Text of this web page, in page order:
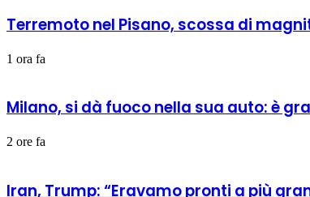
Terremoto nel Pisano, scossa di
1 ora fa
Milano, si dà fuoco nella sua auto: è
2 ore fa
Iran, Trump: “Eravamo pronti a più